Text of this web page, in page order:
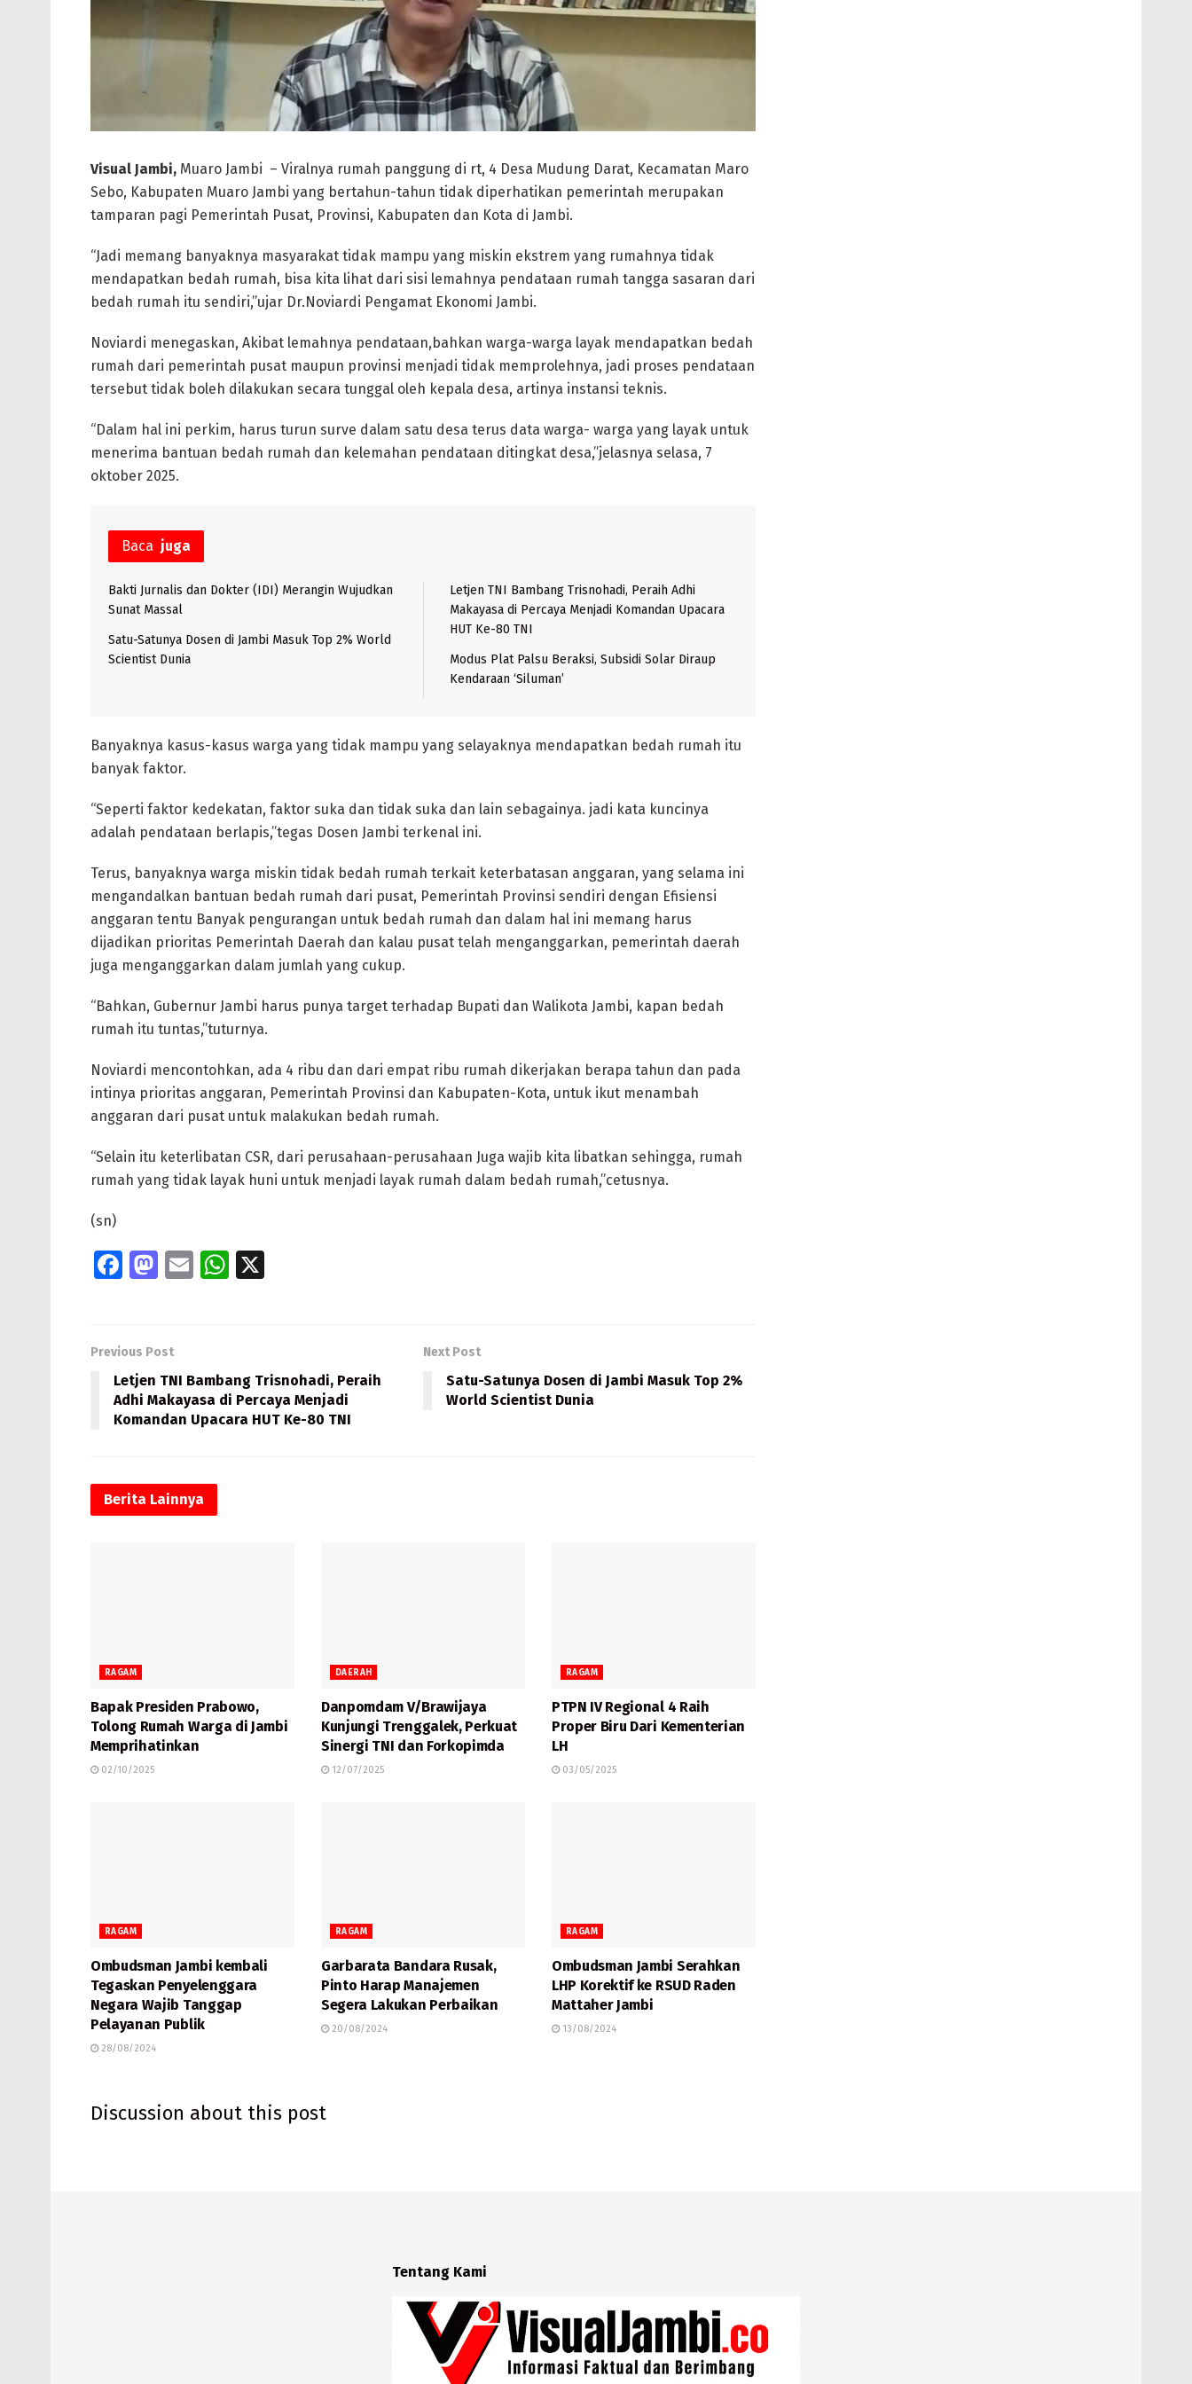
Visual Jambi, Muaro Jambi – Viralnya rumah panggung di rt, 4 Desa Mudung Darat, Kecamatan Maro
Sebo, Kabupaten Muaro Jambi yang bertahun-tahun tidak diperhatikan pemerintah merupakan
tamparan pagi Pemerintah Pusat, Provinsi, Kabupaten dan Kota di Jambi.
“Jadi memang banyaknya masyarakat tidak mampu yang miskin ekstrem yang rumahnya tidak
mendapatkan bedah rumah, bisa kita lihat dari sisi lemahnya pendataan rumah tangga sasaran dari
bedah rumah itu sendiri,”ujar Dr.Noviardi Pengamat Ekonomi Jambi.
Noviardi menegaskan, Akibat lemahnya pendataan,bahkan warga-warga layak mendapatkan bedah
rumah dari pemerintah pusat maupun provinsi menjadi tidak memprolehnya, jadi proses pendataan
tersebut tidak boleh dilakukan secara tunggal oleh kepala desa, artinya instansi teknis.
“Dalam hal ini perkim, harus turun surve dalam satu desa terus data warga- warga yang layak untuk
menerima bantuan bedah rumah dan kelemahan pendataan ditingkat desa,”jelasnya selasa, 7
oktober 2025.
Baca juga
Bakti Jurnalis dan Dokter (IDI) Merangin Wujudkan
Sunat Massal
Satu-Satunya Dosen di Jambi Masuk Top 2% World
Scientist Dunia
Letjen TNI Bambang Trisnohadi, Peraih Adhi
Makayasa di Percaya Menjadi Komandan Upacara
HUT Ke-80 TNI
Modus Plat Palsu Beraksi, Subsidi Solar Diraup
Kendaraan ‘Siluman’
Banyaknya kasus-kasus warga yang tidak mampu yang selayaknya mendapatkan bedah rumah itu
banyak faktor.
“Seperti faktor kedekatan, faktor suka dan tidak suka dan lain sebagainya. jadi kata kuncinya
adalah pendataan berlapis,”tegas Dosen Jambi terkenal ini.
Terus, banyaknya warga miskin tidak bedah rumah terkait keterbatasan anggaran, yang selama ini
mengandalkan bantuan bedah rumah dari pusat, Pemerintah Provinsi sendiri dengan Efisiensi
anggaran tentu Banyak pengurangan untuk bedah rumah dan dalam hal ini memang harus
dijadikan prioritas Pemerintah Daerah dan kalau pusat telah menganggarkan, pemerintah daerah
juga menganggarkan dalam jumlah yang cukup.
“Bahkan, Gubernur Jambi harus punya target terhadap Bupati dan Walikota Jambi, kapan bedah
rumah itu tuntas,”tuturnya.
Noviardi mencontohkan, ada 4 ribu dan dari empat ribu rumah dikerjakan berapa tahun dan pada
intinya prioritas anggaran, Pemerintah Provinsi dan Kabupaten-Kota, untuk ikut menambah
anggaran dari pusat untuk malakukan bedah rumah.
“Selain itu keterlibatan CSR, dari perusahaan-perusahaan Juga wajib kita libatkan sehingga, rumah
rumah yang tidak layak huni untuk menjadi layak rumah dalam bedah rumah,”cetusnya.
(sn)
Fa
o
o
k
M
d
o
n
E
W
A
p
p
Previous Post
Letjen TNI Bambang Trisnohadi, Peraih
Adhi Makayasa di Percaya Menjadi
Komandan Upacara HUT Ke-80 TNI
Next Post
Satu-Satunya Dosen di Jambi Masuk Top 2%
World Scientist Dunia
Berita Lainnya
RAGAM
Bapak Presiden Prabowo,
Tolong Rumah Warga di Jambi
Memprihatinkan
02/10/2025
DAERAH
Danpomdam V/Brawijaya
Kunjungi Trenggalek, Perkuat
Sinergi TNI dan Forkopimda
12/07/2025
RAGAM
PTPN IV Regional 4 Raih
Proper Biru Dari Kementerian
LH
03/05/2025
RAGAM
Ombudsman Jambi kembali
Tegaskan Penyelenggara
Negara Wajib Tanggap
Pelayanan Publik
28/08/2024
RAGAM
Garbarata Bandara Rusak,
Pinto Harap Manajemen
Segera Lakukan Perbaikan
20/08/2024
RAGAM
Ombudsman Jambi Serahkan
LHP Korektif ke RSUD Raden
Mattaher Jambi
13/08/2024
Discussion about this post
Tentang Kami